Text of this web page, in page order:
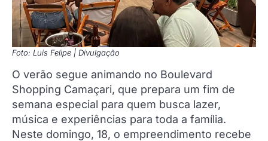
Foto: Luis Felipe | Divulgação
O verão segue animando no Boulevard
Shopping Camaçari, que prepara um fim de
semana especial para quem busca lazer,
música e experiências para toda a família.
Neste domingo, 18, o empreendimento recebe